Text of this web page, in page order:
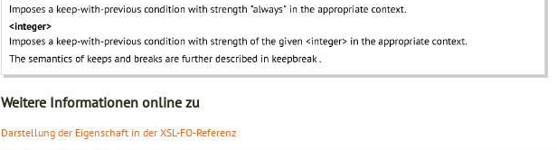
Weitere Informationen online zu
Darstellung der Eigenschaft in der XSL-FO-Referenz